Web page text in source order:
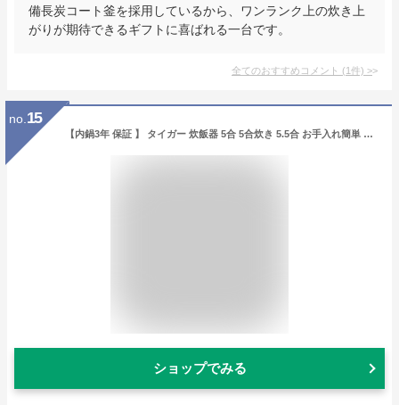
備長炭コート釜を採用しているから、ワンランク上の炊き上
がりが期待できるギフトに喜ばれる一台です。
全てのおすすめコメント (1件) >
no. 15
【内鍋3年 保証 】 タイガー 炊飯器 5合 5合炊き 5.5合 お手入れ簡単 TIGER 圧力IH炊飯器 炊飯ジャー タイガー魔法瓶 炊きたて 保温 ふっくら おいしい 土鍋 5合 日本製 ブラック ホワイト 炊飯 ジャー 調理 調理メニュー ご飯 お米 米 お手入れ簡単 ギフト 家電 送料無料
ショップでみる